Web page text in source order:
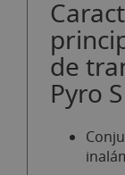
de
Pyro S